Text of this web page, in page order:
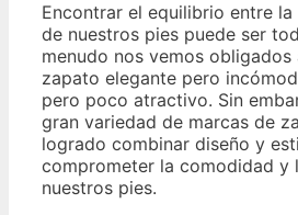
Encontrar el equilibrio entre
de nuestros pies puede ser
menudo nos vemos
zapato elegante pero
pero poco atractivo. Sin
gran variedad de marcas de
logrado combinar diseño y
comprometer la comodidad y
nuestros pies.